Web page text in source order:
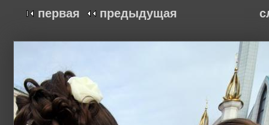
первая предыдущая